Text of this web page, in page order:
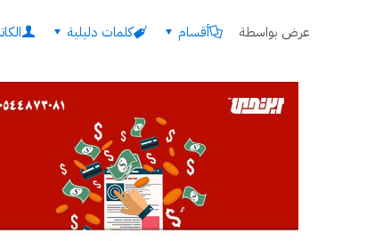
عرض بواسطة أقسام كلمات دليلية